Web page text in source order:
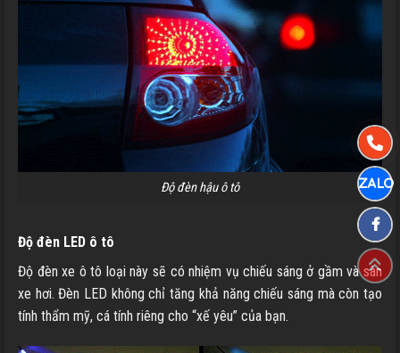
Độ đèn hậu ô tô
Độ đèn LED ô tô
Độ đèn xe ô tô loại này sẽ có nhiệm vụ chiếu sáng ở gầm và sàn
xe hơi. Đèn LED không chỉ tăng khả năng chiếu sáng mà còn tạo
tính thẩm mỹ, cá tính riêng cho “xế yêu” của bạn.